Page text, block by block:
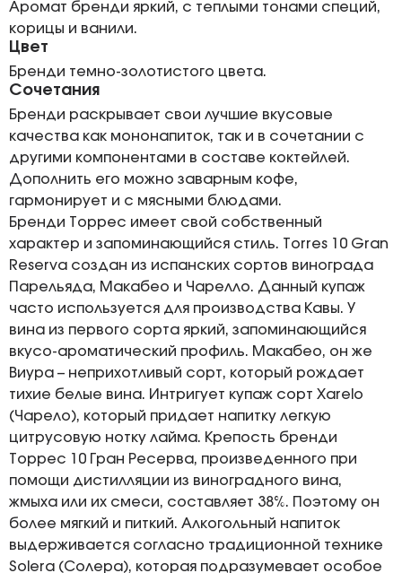
Аромат бренди яркий, с теплыми тонами специй,
корицы и ванили.
Цвет
Бренди темно-золотистого цвета.
Сочетания
Бренди раскрывает свои лучшие вкусовые
качества как мононапиток, так и в сочетании с
другими компонентами в составе коктейлей.
Дополнить его можно заварным кофе,
гармонирует и с мясными блюдами.
Бренди Торрес имеет свой собственный
характер и запоминающийся стиль. Torres 10 Gran
Reserva создан из испанских сортов винограда
Парельяда, Макабео и Чарелло. Данный купаж
часто используется для производства Кавы. У
вина из первого сорта яркий, запоминающийся
вкусо-ароматический профиль. Макабео, он же
Виура – неприхотливый сорт, который рождает
тихие белые вина. Интригует купаж сорт Xarelo
(Чарело), который придает напитку легкую
цитрусовую нотку лайма. Крепость бренди
Торрес 10 Гран Ресерва, произведенного при
помощи дистилляции из виноградного вина,
жмыха или их смеси, составляет 38%. Поэтому он
более мягкий и питкий. Алкогольный напиток
выдерживается согласно традиционной технике
Solera (Солера), которая подразумевает особое